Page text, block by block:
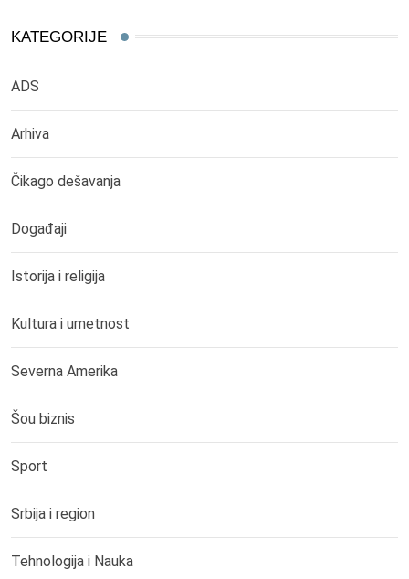
KATEGORIJE
ADS
Arhiva
Čikago dešavanja
Događaji
Istorija i religija
Kultura i umetnost
Severna Amerika
Šou biznis
Sport
Srbija i region
Tehnologija i Nauka